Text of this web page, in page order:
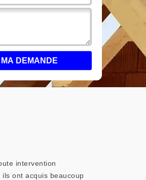
intervention
ont acquis beaucoup